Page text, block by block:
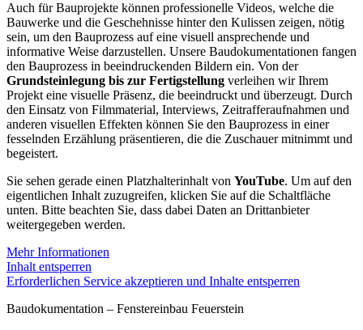
Auch für Bauprojekte können professionelle Videos, welche die
Bauwerke und die Geschehnisse hinter den Kulissen zeigen, nötig
sein, um den Bauprozess auf eine visuell ansprechende und
informative Weise darzustellen. Unsere Baudokumentationen fangen
den Bauprozess in beeindruckenden Bildern ein. Von der
Grundsteinlegung bis zur Fertigstellung verleihen wir Ihrem
Projekt eine visuelle Präsenz, die beeindruckt und überzeugt. Durch
den Einsatz von Filmmaterial, Interviews, Zeitrafferaufnahmen und
anderen visuellen Effekten können Sie den Bauprozess in einer
fesselnden Erzählung präsentieren, die die Zuschauer mitnimmt und
begeistert.
Sie sehen gerade einen Platzhalterinhalt von YouTube. Um auf den
eigentlichen Inhalt zuzugreifen, klicken Sie auf die Schaltfläche
unten. Bitte beachten Sie, dass dabei Daten an Drittanbieter
weitergegeben werden.
Mehr Informationen
Inhalt entsperren
Erforderlichen Service akzeptieren und Inhalte entsperren
Baudokumentation – Fenstereinbau Feuerstein